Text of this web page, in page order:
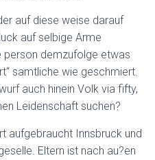
auf diese weise darauf
auf selbige Arme
person demzufolge etwas
samtliche wie geschmiert.
auch hinein Volk via fifty,
Leidenschaft suchen?
aufgebraucht Innsbruck und
Eltern ist nach au?en